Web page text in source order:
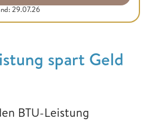
29.07.26
spart Geld
BTU-Leistung